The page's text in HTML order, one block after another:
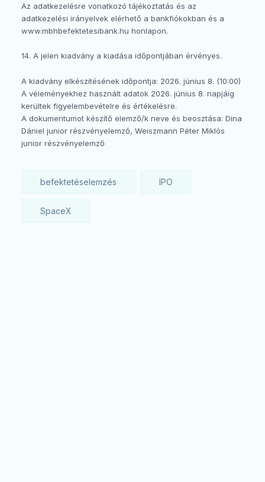
Az adatkezelésre vonatkozó tájékoztatás és az
adatkezelési irányelvek elérhető a bankfiókokban és a
www.mbhbefektetesibank.hu honlapon.
14. A jelen kiadvány a kiadása időpontjában érvényes.
A kiadvány elkészítésének időpontja: 2026. június 8. (10:00)
A véleményekhez használt adatok 2026. június 8. napjáig
kerültek figyelembevételre és értékelésre.
A dokumentumot készítő elemző/k neve és beosztása: Dina
Dániel junior részvényelemző, Weiszmann Péter Miklós
junior részvényelemző
befektetéselemzés IPO
SpaceX